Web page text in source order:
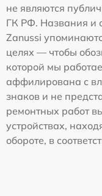
не являются
ГК РФ. Названия и
Zanussi
целях — чтобы
которой мы
аффилирована с
знаков и не
ремонтных работ
устройствах,
обороте, в